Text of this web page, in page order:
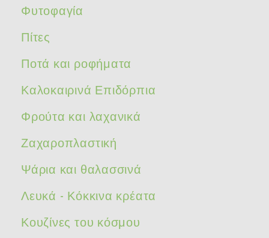
Φυτοφαγία
Πίτες
Ποτά και ροφήματα
Καλοκαιρινά Επιδόρπια
Φρούτα και λαχανικά
Ζαχαροπλαστική
Ψάρια και θαλασσινά
Λευκά - Κόκκινα κρέατα
Κουζίνες του κόσμου